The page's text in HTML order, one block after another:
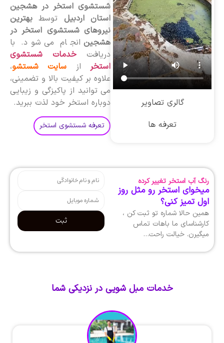
شستشوی استخر در هشجین
استان اردبیلتوسط بهترین
نیروهای شستشوی استخر در
هشجینانجام می شود. با
دریافت
خدمات شستشوی
استخراز سایت شستشو،
علاوه بر کیفیت بالا و تضمینی،
می توانید از پاکیزگی و زیبایی
دوباره استخر خود لذت ببرید.
تعرفه شستشوی استخر
گالری تصاویر
تعرفه ها
رنگ آب استخر تغییر کرده
میخوای استخر رو مثل روز
اول تمیز کنی؟
همین حالا شماره تو ثبت کن ،
کارشناسای ما باهات تماس
میگیرن. خیالت راحت…
ثبت
خدمات مبل شویی در نزدیکی شما